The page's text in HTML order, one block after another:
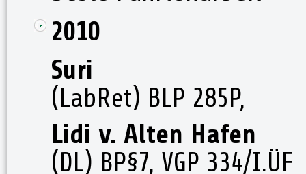
2010
Suri
(LabRet) BLP 285P,
Lidi v. Alten Hafen
(DL) BP§7, VGP 334/I.ÜF